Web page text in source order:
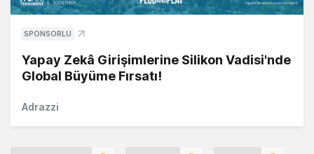
SPONSORLU
Yapay Zekâ Girişimlerine Silikon Vadisi'nde
Global Büyüme Fırsatı!
Adrazzi